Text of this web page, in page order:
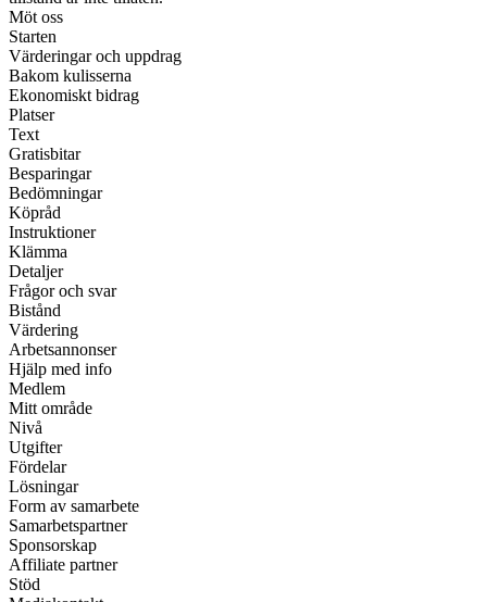
Möt oss
Starten
Värderingar och uppdrag
Bakom kulisserna
Ekonomiskt bidrag
Platser
Text
Gratisbitar
Besparingar
Bedömningar
Köpråd
Instruktioner
Klämma
Detaljer
Frågor och svar
Bistånd
Värdering
Arbetsannonser
Hjälp med info
Medlem
Mitt område
Nivå
Utgifter
Fördelar
Lösningar
Form av samarbete
Samarbetspartner
Sponsorskap
Affiliate partner
Stöd